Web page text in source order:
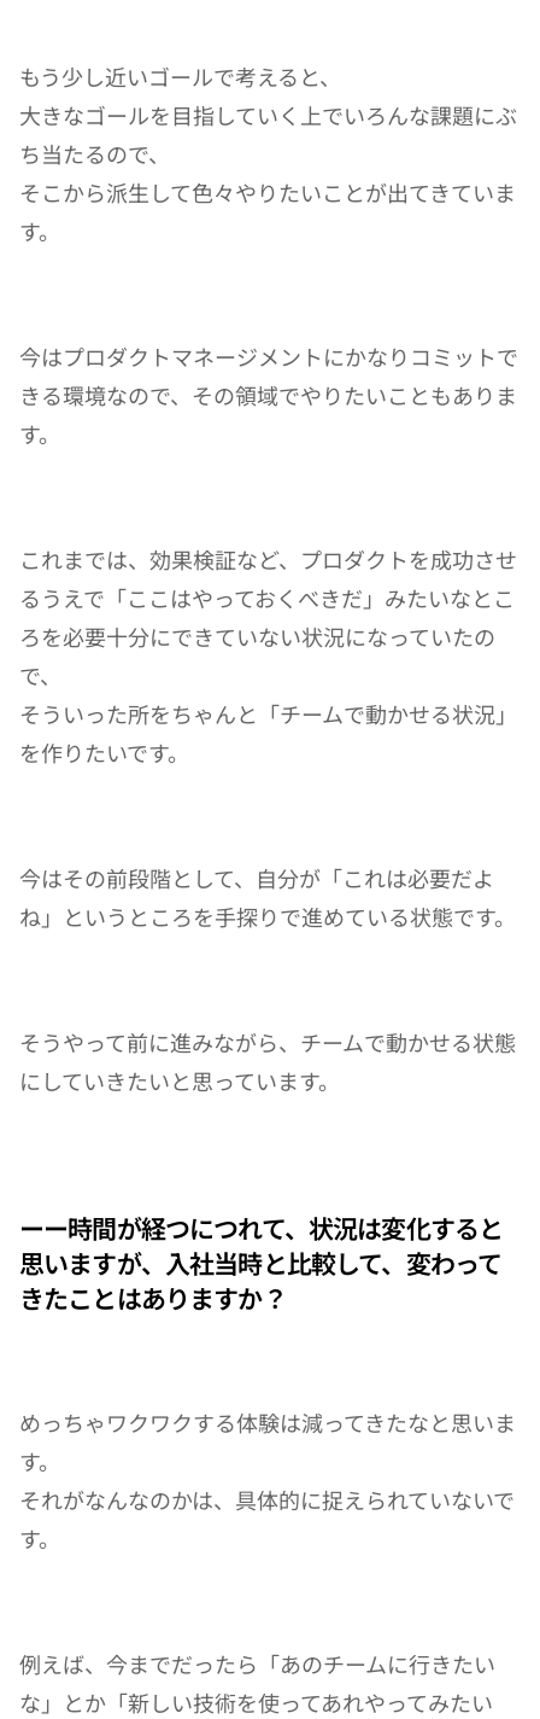
もう少し近いゴールで考えると、
大きなゴールを目指していく上でいろんな課題にぶ
ち当たるので、
そこから派生して色々やりたいことが出てきていま
す。
今はプロダクトマネージメントにかなりコミットで
きる環境なので、その領域でやりたいこともありま
す。
これまでは、効果検証など、プロダクトを成功させ
るうえで「ここはやっておくべきだ」みたいなとこ
ろを必要十分にできていない状況になっていたの
で、
そういった所をちゃんと「チームで動かせる状況」
を作りたいです。
今はその前段階として、自分が「これは必要だよ
ね」というところを手探りで進めている状態です。
そうやって前に進みながら、チームで動かせる状態
にしていきたいと思っています。
ーー時間が経つにつれて、状況は変化すると
思いますが、入社当時と比較して、変わって
きたことはありますか？
めっちゃワクワクする体験は減ってきたなと思いま
す。
それがなんなのかは、具体的に捉えられていないで
す。
例えば、今までだったら「あのチームに行きたい
な」とか「新しい技術を使ってあれやってみたい